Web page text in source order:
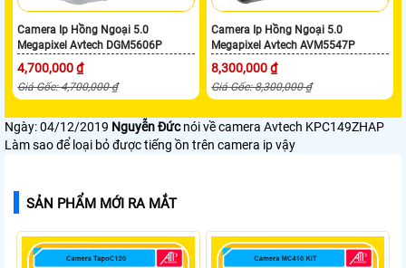
Camera Ip Hồng Ngoại 5.0
Megapixel Avtech DGM5606P
4,700,000 ₫
Giá Gốc: 4,700,000 ₫
Camera Ip Hồng Ngoại 5.0
Megapixel Avtech AVM5547P
8,300,000 ₫
Giá Gốc: 8,300,000 ₫
Ngày: 04/12/2019 Nguyễn Đứcnói về camera Avtech KPC149ZHAP
Làm sao để loại bỏ được tiếng ồn trên camera ip vậy
SẢN PHẨM MỚI RA MẮT